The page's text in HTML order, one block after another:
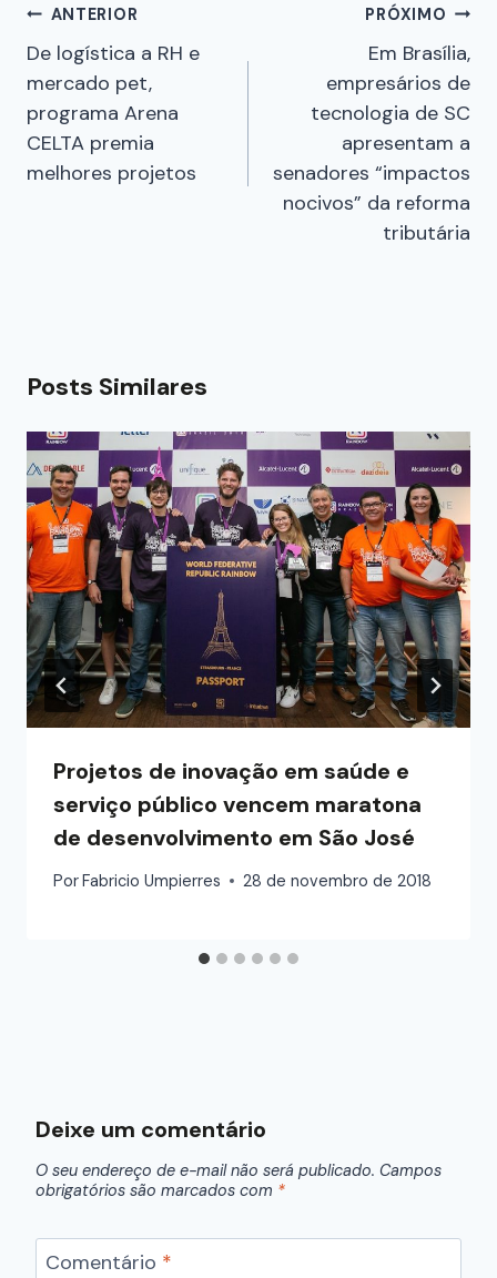
ANTERIOR
De logística a RH e
mercado pet,
programa Arena
CELTA premia
melhores projetos
PRÓXIMO
Em Brasília,
empresários de
tecnologia de SC
apresentam a
senadores “impactos
nocivos” da reforma
tributária
Posts Similares
Projetos de inovação em saúde e
serviço público vencem maratona
de desenvolvimento em São José
PorFabricio Umpierres 28 de novembro de 2018
Deixe um comentário
O seu endereço de e-mail não será publicado. Campos
obrigatórios são marcados com *
Comentário *